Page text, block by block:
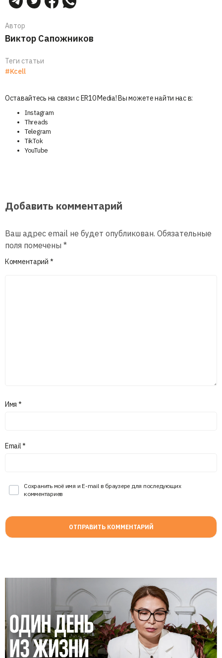
Автор
Виктор Сапожников
Теги статьи
#Kcell
Оставайтесь на связи с ER10 Media! Вы можете найти нас в:
Instagram
Threads
Telegram
TikTok
YouTube
Добавить комментарий
Ваш адрес email не будет опубликован. Обязательные
поля помечены *
Комментарий *
Имя *
Email*
Сохранить моё имя и E-mail в браузере для последующих
комментариев